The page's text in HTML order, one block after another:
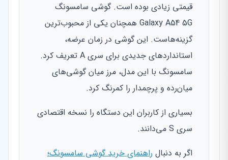
قیمتی زیادی بوده است. گوشی سامسونگ
Galaxy A54 5G همچنان یکی از محبوب‌ترین
گزینه‌هاست. این گوشی در زمان عرضه،
استانداردهای جدیدی برای سری A تعریف کرد.
سامسونگ با این مدل، مرز میان گوشی‌های
میان‌رده و پرچمدار را کمرنگ کرد.
بسیاری از کاربران این دستگاه را نسخه اقتصادی
سری S می‌دانند.
اگر به دنبال راهنمای خرید گوشی سامسونگ؛